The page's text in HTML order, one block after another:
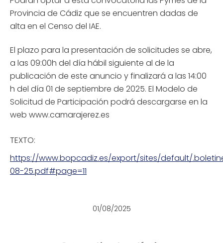
Provincia de Cádiz que se encuentren dadas de
alta en el Censo del IAE.
El plazo para la presentación de solicitudes se abre,
a las 09:00h del día hábil siguiente al de la
publicación de este anuncio y finalizará a las 14:00
h del día 01 de septiembre de 2025. El Modelo de
Solicitud de Participación podrá descargarse en la
web www.camarajerez.es
TEXTO:
https://www.bopcadiz.es/export/sites/default/
08-25.pdf#page=11
01/08/2025